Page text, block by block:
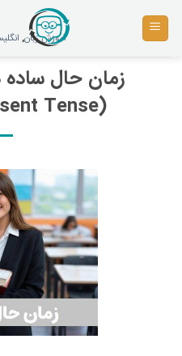
آموزش زبان,
زمان حال ساده
(Simple Present Tense)